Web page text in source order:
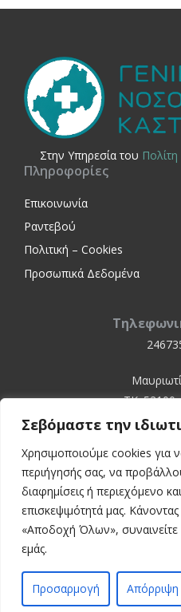
Σεβόμαστε την
Χρησιμοποιούμε cookies για
περιήγησής σας, να
διαφημίσεις ή περιεχόμενο
επισκεψιμότητά μας.
«Αποδοχή Όλων»,
εμάς.
Προσαρμογή
Στην Yπηρεσία του Πολίτη
Πληροφορίες
Επικοινωνία
Ραντεβού
Πολιτική – Cookies
Προσωπικά Δεδομένα
ΤΚ. 52100